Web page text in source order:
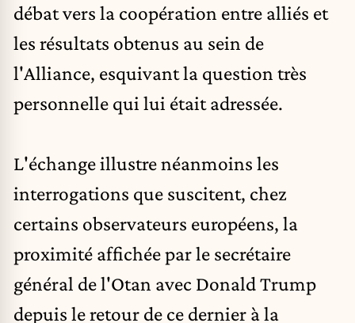
débat vers la coopération entre alliés et
les résultats obtenus au sein de
l'Alliance, esquivant la question très
personnelle qui lui était adressée.
L'échange illustre néanmoins les
interrogations que suscitent, chez
certains observateurs européens, la
proximité affichée par le secrétaire
général de l'Otan avec Donald Trump
depuis le retour de ce dernier à la